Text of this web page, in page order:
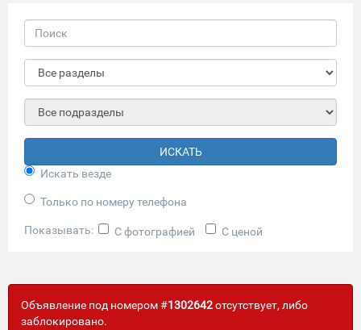
ИСКАТЬ
Искать везде
Только по номеру телефона
Показывать: С фотографией С ценой
Объявление под номером #1302642отсутствует, либо
заблокировано.